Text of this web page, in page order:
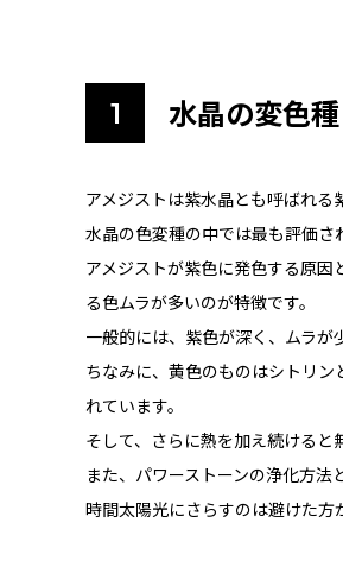
水晶の変色種
アメジストは紫水晶とも呼ばれる
水晶の色変種の中では最も評価さ
アメジストが紫色に発色する原
る色ムラが多いのが特徴です。
一般的には、紫色が深く、ムラが
ちなみに、黄色のものはシトリ
れています。
そして、さらに熱を加え続けると
また、パワーストーンの浄化方
時間太陽光にさらすのは避けた方